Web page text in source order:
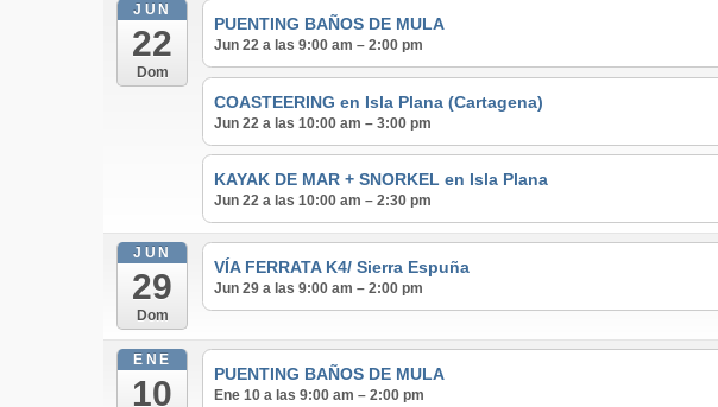
JUN
22
Dom
PUENTING BAÑOS DE MULA
Jun 22 a las 9:00 am – 2:00 pm
COASTEERING en Isla Plana (Cartagena)
Jun 22 a las 10:00 am – 3:00 pm
KAYAK DE MAR + SNORKEL en Isla Plana
Jun 22 a las 10:00 am – 2:30 pm
JUN
29
Dom
VÍA FERRATA K4/ Sierra Espuña
Jun 29 a las 9:00 am – 2:00 pm
ENE
10 PUENTING BAÑOS DE MULA
Ene 10 a las 9:00 am – 2:00 pm